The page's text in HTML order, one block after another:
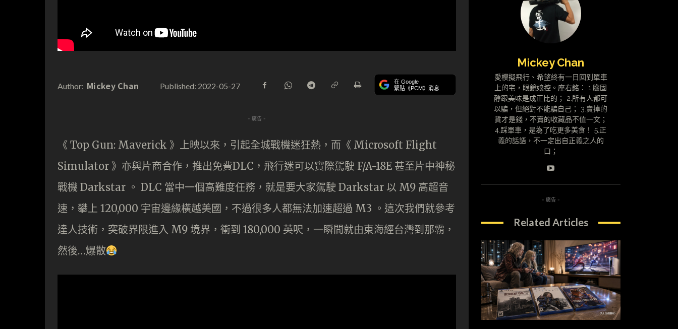
Author: Mickey Chan Published: 2022-05-27 在 Google
緊貼《PCM》消息
- 廣告 -
《 Top Gun: Maverick 》上映以來，引起全城戰機迷狂熱，而《 Microsoft Flight
Simulator 》亦與片商合作，推出免費DLC，飛行迷可以實際駕駛 F/A-18E 甚至片中神秘
戰機 Darkstar 。 DLC 當中一個高難度任務，就是要大家駕駛 Darkstar 以 M9 高超音
速，攀上 120,000 宇宙邊緣橫越美國，不過很多人都無法加速超過 M3 。這次我們就參考
達人技術，突破界限進入 M9 境界，衝到 180,000 英呎，一瞬間就由東海經台灣到那霸，
然後…爆散
Mickey Chan
愛模擬飛行、希望終有一日回到單車
上的宅，眼鏡娘控。座右銘： 1.膽固
醇跟美味是成正比的； 2.所有人都可
以騙，但絕對不能騙自己； 3.賣掉的
貨才是錢，不賣的收藏品不值一文；
4.踩單車，是為了吃更多美食！ 5.正
義的話語，不一定出自正義之人的
口；
- 廣告 -
Related Articles